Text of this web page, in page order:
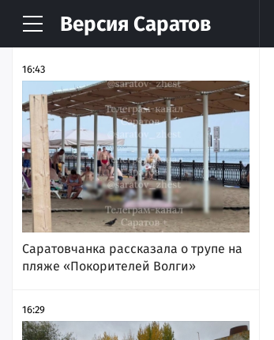
Версия Саратов
НОВОСТИ АРХИВ
16:43
Саратовчанка рассказала о трупе на
пляже «Покорителей Волги»
16:29